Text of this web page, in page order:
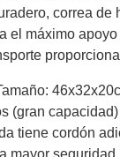
correa de
el máximo
(gran
tiene cordón
mayor seguridad.